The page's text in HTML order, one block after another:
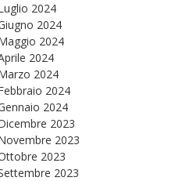
2024
2024
2024
2024
2024
2024
2024
2023
2023
2023
2023